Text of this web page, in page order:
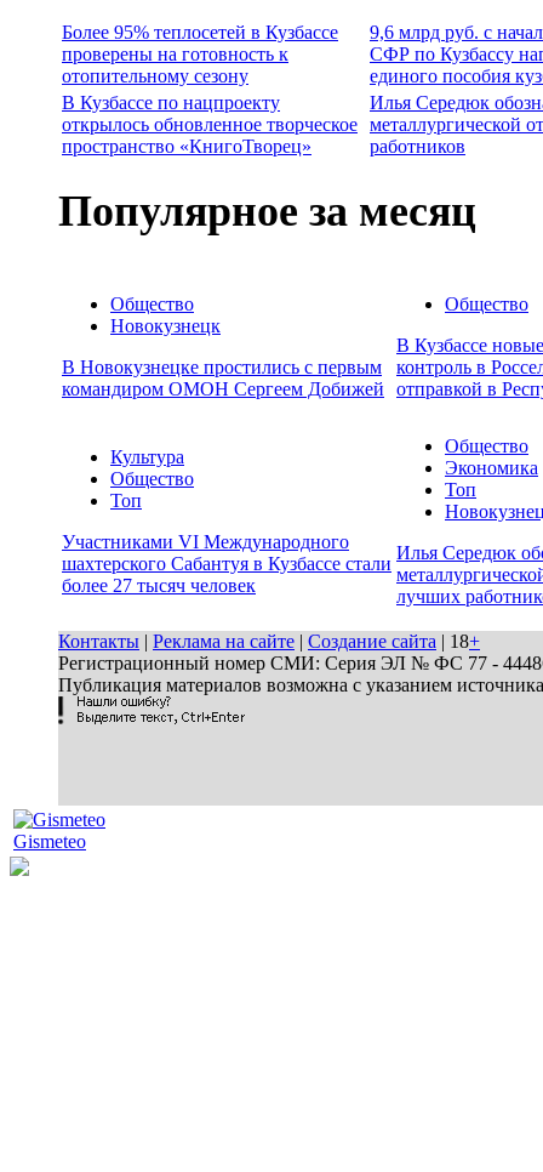
Более 95% теплосетей в Кузбассе
проверены на готовность к
отопительному сезону
9,6 млрд руб. с
СФР по Кузбассу
единого пособия
В Кузбассе по нацпроекту
открылось обновленное творческое
пространство «КнигоТворец»
Илья Середюк
металлургической
работников
Популярное за месяц
Общество
Новокузнецк
В Новокузнецке простились с первым
командиром ОМОН Сергеем Добижей
Общество
В Кузбассе
контроль в
отправкой в
Культура
Общество
Топ
Участниками VI Международного
шахтерского Сабантуя в Кузбассе стали
более 27 тысяч человек
Общество
Экономика
Топ
Илья Середюк
лучших
Контакты | Реклама на сайте | Создание сайта | 18+
Регистрационный номер СМИ: Серия ЭЛ № ФС 77 - 44486
Публикация материалов возможна с указанием
Gismeteo